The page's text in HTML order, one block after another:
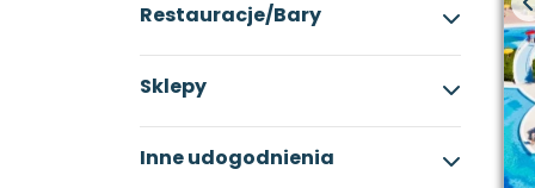
Restauracje/Bary
Sklepy
Inne udogodnienia